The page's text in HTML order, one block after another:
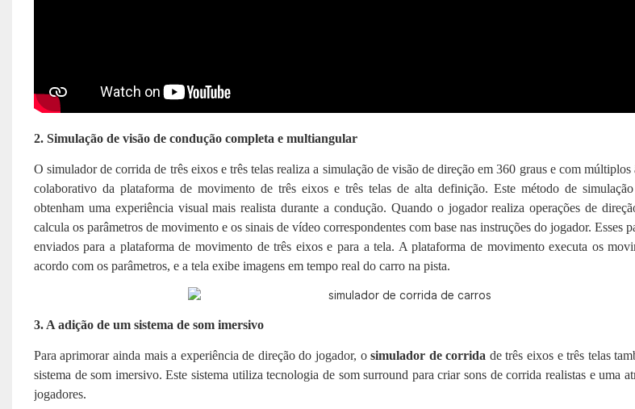
2. Simulação de visão de condução completa e multiangular
O simulador de corrida de três eixos e três telas realiza a simulação de visão de direção em 360 graus e com
colaborativo da plataforma de movimento de três eixos e três telas de alta definição. Este método de
obtenham uma experiência visual mais realista durante a condução. Quando o jogador realiza operações de
calcula os parâmetros de movimento e os sinais de vídeo correspondentes com base nas instruções do jogador. Esses
enviados para a plataforma de movimento de três eixos e para a tela. A plataforma de movimento executa os
acordo com os parâmetros, e a tela exibe imagens em tempo real do carro na pista.
3. A adição de um sistema de som imersivo
Para aprimorar ainda mais a experiência de direção do jogador, osimulador de corrida de três eixos e três telas
sistema de som imersivo. Este sistema utiliza tecnologia de som surround para criar sons de corrida realistas e uma
jogadores.